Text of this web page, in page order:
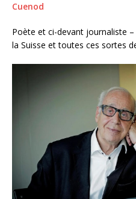
Cuenod
Poète et ci-devant journaliste
la Suisse et toutes ces sortes